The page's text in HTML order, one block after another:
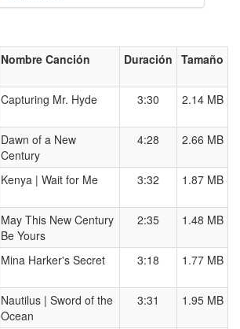
Nombre Canción Duración Tamaño
Capturing Mr. Hyde 3:30 2.14 MB
Dawn of a New
Century
4:28 2.66 MB
Kenya | Wait for Me 3:32 1.87 MB
May This New Century
Be Yours
2:35 1.48 MB
Mina Harker's Secret 3:18 1.77 MB
Nautilus | Sword of the
Ocean
3:31 1.95 MB